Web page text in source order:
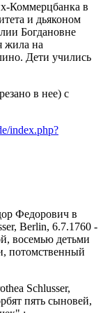
Коммерцбанка в
и дьяконом
Богдановне
жила на
Дети учились
в нее) с
index.php?
Федорович в
Berlin, 6.7.1760 -
восемью детьми
потомственный
Schlusser,
пять сыновей,